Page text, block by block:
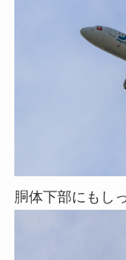
胴体下部にもし